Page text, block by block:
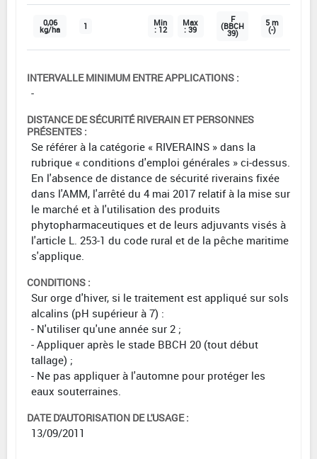
0,06
kg/ha 1 Min
: 12
Max
: 39
F
(BBCH
39)
5 m
(-)
INTERVALLE MINIMUM ENTRE APPLICATIONS :
-
DISTANCE DE SÉCURITÉ RIVERAIN ET PERSONNES
PRÉSENTES :
Se référer à la catégorie « RIVERAINS » dans la
rubrique « conditions d'emploi générales » ci-dessus.
En l'absence de distance de sécurité riverains fixée
dans l'AMM, l'arrêté du 4 mai 2017 relatif à la mise sur
le marché et à l'utilisation des produits
phytopharmaceutiques et de leurs adjuvants visés à
l'article L. 253-1 du code rural et de la pêche maritime
s'applique.
CONDITIONS :
Sur orge d'hiver, si le traitement est appliqué sur sols
alcalins (pH supérieur à 7) :
- N'utiliser qu'une année sur 2 ;
- Appliquer après le stade BBCH 20 (tout début
tallage) ;
- Ne pas appliquer à l'automne pour protéger les
eaux souterraines.
DATE D'AUTORISATION DE L'USAGE :
13/09/2011